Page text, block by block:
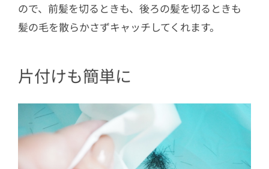
ので、前髪を切るときも、後ろの髪を切るときも
髪の毛を散らかさずキャッチしてくれます。
片付けも簡単に